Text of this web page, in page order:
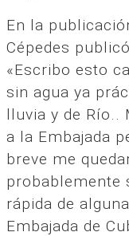
En la
Cépedes
«Escribo esto
sin agua ya
lluvia y de Río..
a la Embajada
breve me
probablemente
rápida de
Embajada de